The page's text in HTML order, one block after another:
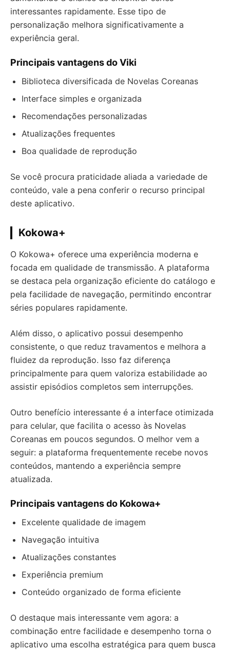
interessantes rapidamente. Esse tipo de
personalização melhora significativamente a
experiência geral.
Principais vantagens do Viki
Biblioteca diversificada de Novelas Coreanas
Interface simples e organizada
Recomendações personalizadas
Atualizações frequentes
Boa qualidade de reprodução
Se você procura praticidade aliada a variedade de
conteúdo, vale a pena conferir o recurso principal
deste aplicativo.
Kokowa+
O Kokowa+ oferece uma experiência moderna e
focada em qualidade de transmissão. A plataforma
se destaca pela organização eficiente do catálogo e
pela facilidade de navegação, permitindo encontrar
séries populares rapidamente.
Além disso, o aplicativo possui desempenho
consistente, o que reduz travamentos e melhora a
fluidez da reprodução. Isso faz diferença
principalmente para quem valoriza estabilidade ao
assistir episódios completos sem interrupções.
Outro benefício interessante é a interface otimizada
para celular, que facilita o acesso às Novelas
Coreanas em poucos segundos. O melhor vem a
seguir: a plataforma frequentemente recebe novos
conteúdos, mantendo a experiência sempre
atualizada.
Principais vantagens do Kokowa+
Excelente qualidade de imagem
Navegação intuitiva
Atualizações constantes
Experiência premium
Conteúdo organizado de forma eficiente
O destaque mais interessante vem agora: a
combinação entre facilidade e desempenho torna o
aplicativo uma escolha estratégica para quem busca